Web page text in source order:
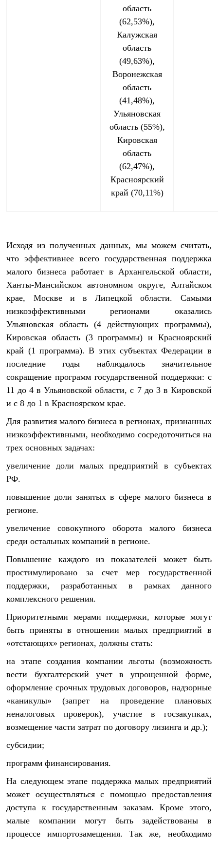
область
(62,53%),
Калужская
область
(49,63%),
Воронежская
область
(41,48%),
Ульяновская
область (55%),
Кировская
область
(62,47%),
Красноярский
край (70,11%)
Исходя из полученных данных, мы можем считать,
что эффективнее всего государственная поддержка
малого бизнеса работает в Архангельской области,
Ханты-Мансийском автономном округе, Алтайском
крае, Москве и в Липецкой области. Самыми
низкоэффективными регионами оказались
Ульяновская область (4 действующих программы),
Кировская область (3 программы) и Красноярский
край (1 программа). В этих субъектах Федерации в
последние годы наблюдалось значительное
сокращение программ государственной поддержки: с
11 до 4 в Ульяновской области, с 7 до 3 в Кировской
и с 8 до 1 в Красноярском крае.
Для развития малого бизнеса в регионах, признанных
низкоэффективными, необходимо сосредоточиться на
трех основных задачах:
увеличение доли малых предприятий в субъектах
РФ.
повышение доли занятых в сфере малого бизнеса в
регионе.
увеличение совокупного оборота малого бизнеса
среди остальных компаний в регионе.
Повышение каждого из показателей может быть
простимулировано за счет мер государственной
поддержки, разработанных в рамках данного
комплексного решения.
Приоритетными мерами поддержки, которые могут
быть приняты в отношении малых предприятий в
«отстающих» регионах, должны стать:
на этапе создания компании льготы (возможность
вести бухгалтерский учет в упрощенной форме,
оформление срочных трудовых договоров, надзорные
«каникулы» (запрет на проведение плановых
неналоговых проверок), участие в госзакупках,
возмещение части затрат по договору лизинга и др.);
субсидии;
программ финансирования.
На следующем этапе поддержка малых предприятий
может осуществляться с помощью предоставления
доступа к государственным заказам. Кроме этого,
малые компании могут быть задействованы в
процессе импортозамещения. Так же, необходимо